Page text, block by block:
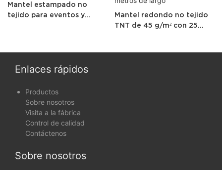
Mantel estampado no
tejido para eventos y
Mantel redondo no tejido
TNT de 45 g/m² con 25
Enlaces rápidos
Productos
Sobre nosotros
Visita a la fábrica
Control de calidad
Contáctenos
Sobre nosotros